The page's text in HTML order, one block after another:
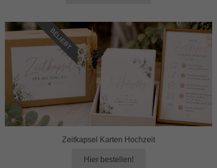
Zeitkapsel Karten Hochzeit
Hier bestellen!
BELIEBT